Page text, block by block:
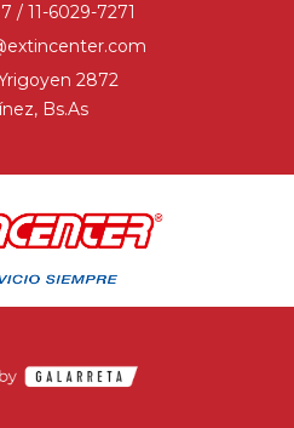
/ 11-6029-7271
2872
Bs.As